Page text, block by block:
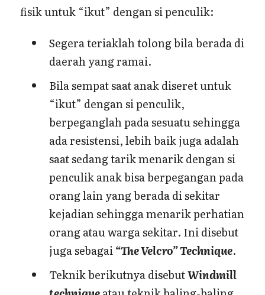
fisik untuk “ikut” dengan si penculik:
Segera teriaklah tolong bila berada di
daerah yang ramai.
Bila sempat saat anak diseret untuk
“ikut” dengan si penculik,
berpeganglah pada sesuatu sehingga
ada resistensi, lebih baik juga adalah
saat sedang tarik menarik dengan si
penculik anak bisa berpegangan pada
orang lain yang berada di sekitar
kejadian sehingga menarik perhatian
orang atau warga sekitar. Ini disebut
juga sebagai“The Velcro” Technique.
Teknik berikutnya disebutWindmill